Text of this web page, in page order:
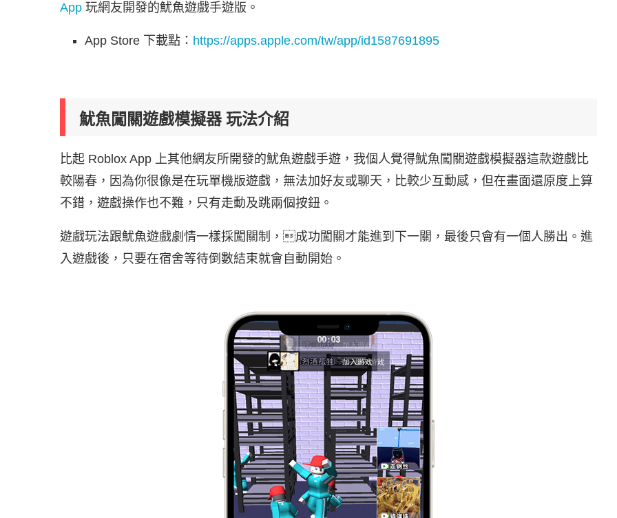
App 玩網友開發的魷魚遊戲手遊版。
App Store 下載點： https://apps.apple.com/tw/app/id1587691895
魷魚闖關遊戲模擬器 玩法介紹
比起 Roblox App 上其他網友所開發的魷魚遊戲手遊，我個人覺得魷魚闖關遊戲模擬器這款遊戲比
較陽春，因為你很像是在玩單機版遊戲，無法加好友或聊天，比較少互動感，但在畫面還原度上算
不錯，遊戲操作也不難，只有走動及跳兩個按鈕。
遊戲玩法跟魷魚遊戲劇情一樣採闖關制，成功闖關才能進到下一關，最後只會有一個人勝出。進
入遊戲後，只要在宿舍等待倒數結束就會自動開始。